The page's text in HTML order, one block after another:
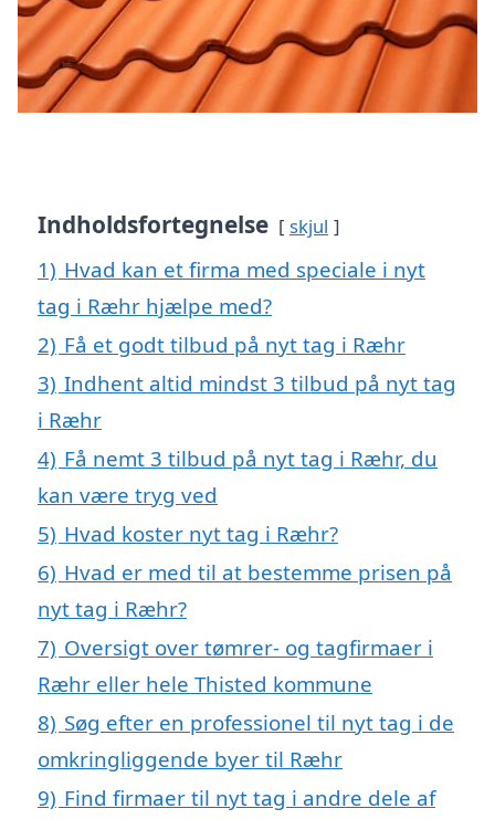
Indholdsfortegnelse skjul
1) Hvad kan et firma med speciale i nyt
tag i Ræhr hjælpe med?
2) Få et godt tilbud på nyt tag i Ræhr
3) Indhent altid mindst 3 tilbud på nyt tag
i Ræhr
4) Få nemt 3 tilbud på nyt tag i Ræhr, du
kan være tryg ved
5) Hvad koster nyt tag i Ræhr?
6) Hvad er med til at bestemme prisen på
nyt tag i Ræhr?
7) Oversigt over tømrer- og tagfirmaer i
Ræhr eller hele Thisted kommune
8) Søg efter en professionel til nyt tag i de
omkringliggende byer til Ræhr
9) Find firmaer til nyt tag i andre dele af